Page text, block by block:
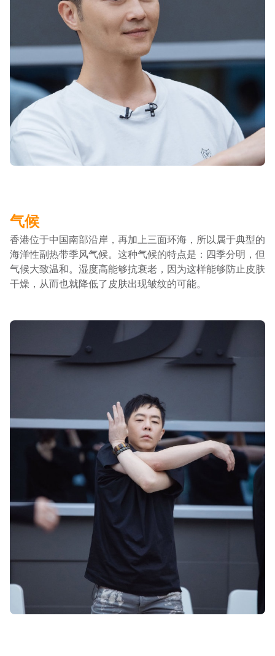
气候
香港位于中国南部沿岸，再加上三面环海，所以属于典型的
海洋性副热带季风气候。这种气候的特点是：四季分明，但
气候大致温和。湿度高能够抗衰老，因为这样能够防止皮肤
干燥，从而也就降低了皮肤出现皱纹的可能。